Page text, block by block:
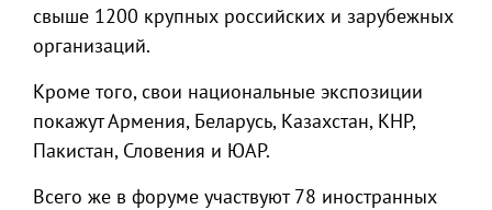
свыше 1200 крупных российских и зарубежных
организаций.
Кроме того, свои национальные экспозиции
покажут Армения, Беларусь, Казахстан, КНР,
Пакистан, Словения и ЮАР.
Всего же в форуме участвуют 78 иностранных